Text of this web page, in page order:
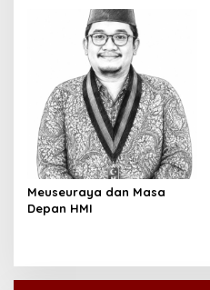
Meuseuraya dan Masa
Depan HMI